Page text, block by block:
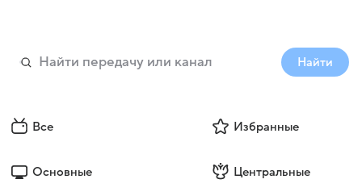
Найти
Все Избранные
Основные Центральные